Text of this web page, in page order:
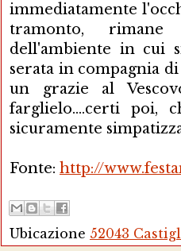
immediatamente
tramonto, rimane
dell'ambiente in cui
serata in compagnia
un grazie al
farglielo....certi poi,
sicuramente
Fonte: http://
Ubicazione 52043